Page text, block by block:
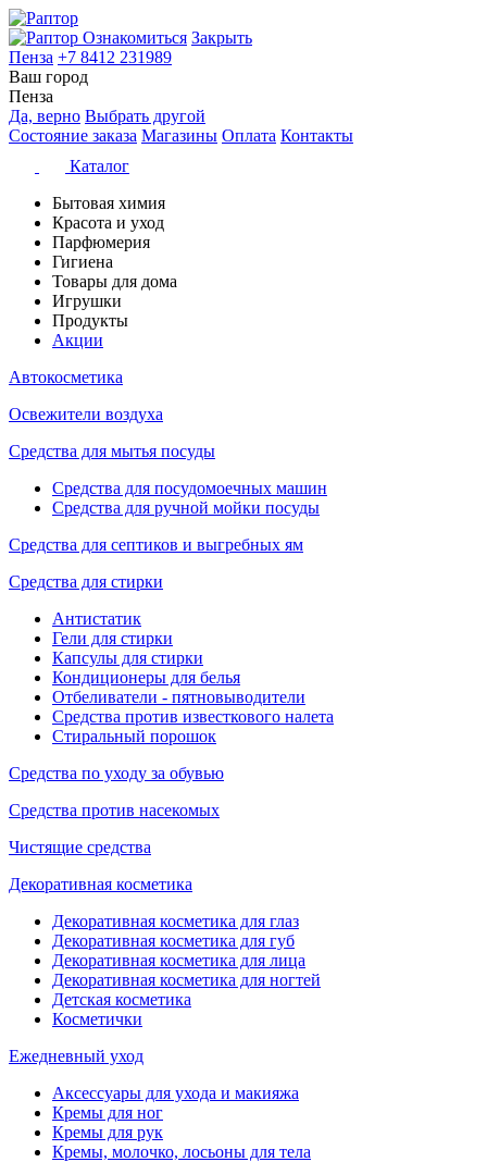
Ознакомиться Закрыть
Пенза +7 8412 231989
Ваш город
Пенза
Да, верно Выбрать другой
Состояние заказа Магазины Оплата Контакты
Каталог
Бытовая химия
Красота и уход
Парфюмерия
Гигиена
Товары для дома
Игрушки
Продукты
Акции
Автокосметика
Освежители воздуха
Средства для мытья посуды
Средства для посудомоечных машин
Средства для ручной мойки посуды
Средства для септиков и выгребных ям
Средства для стирки
Антистатик
Гели для стирки
Капсулы для стирки
Кондиционеры для белья
Отбеливатели - пятновыводители
Средства против известкового налета
Стиральный порошок
Средства по уходу за обувью
Средства против насекомых
Чистящие средства
Декоративная косметика
Декоративная косметика для глаз
Декоративная косметика для губ
Декоративная косметика для лица
Декоративная косметика для ногтей
Детская косметика
Косметички
Ежедневный уход
Аксессуары для ухода и макияжа
Кремы для ног
Кремы для рук
Кремы, молочко, лосьоны для тела